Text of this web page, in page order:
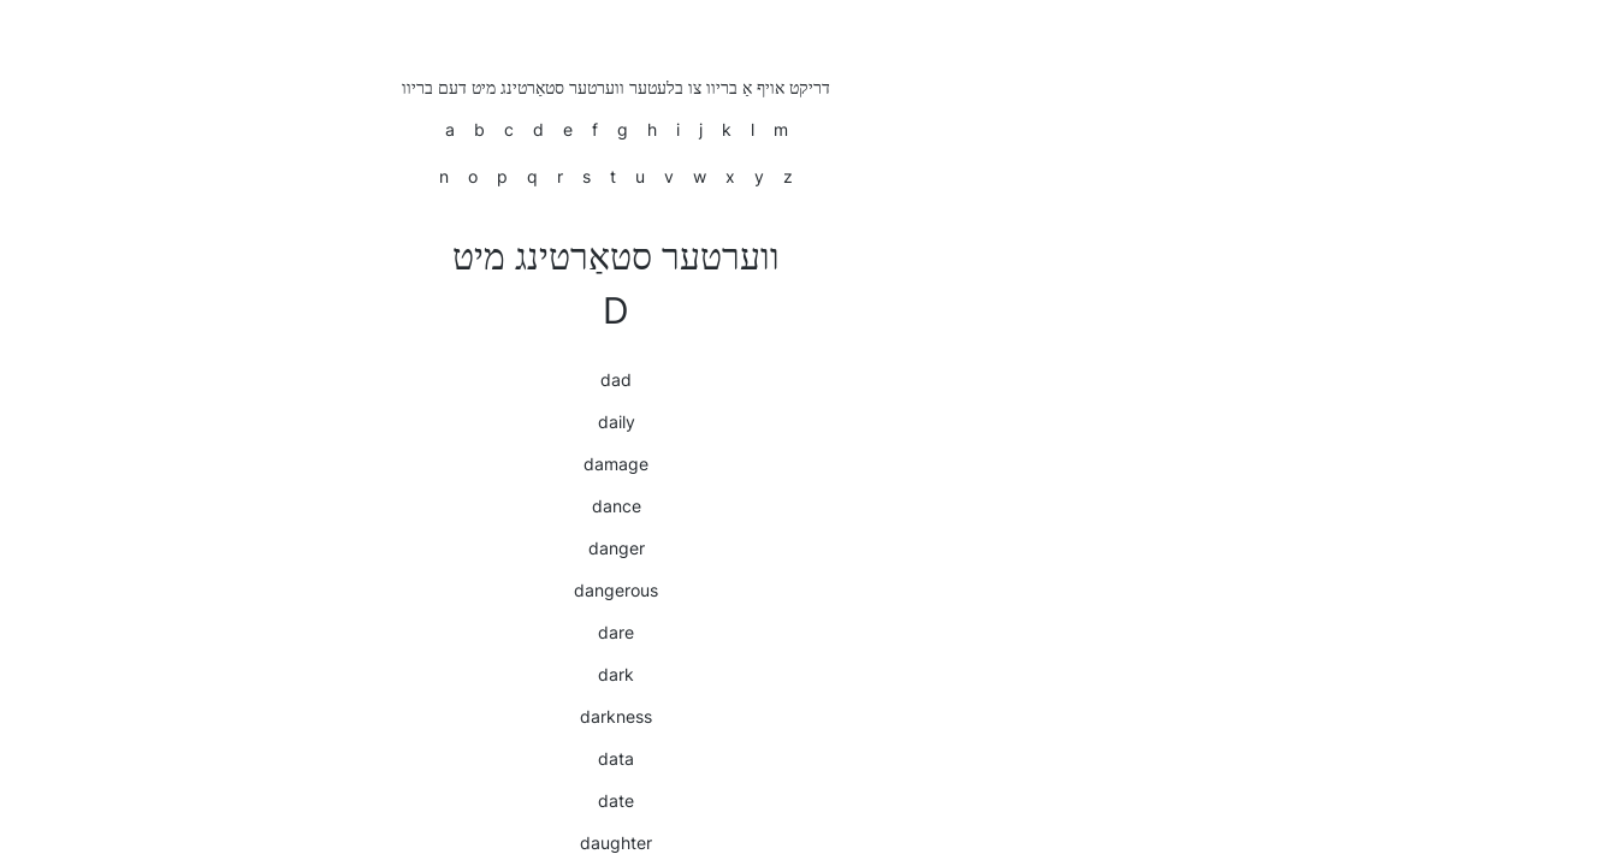
דריקט אויף אַ בריוו צו בלעטער ווערטער סטאַרטינג מיט דעם בריוו
a b c d e f g h i j k l m
n o p q r s t u v w x y z
ווערטער סטאַרטינג מיט
D
dad
daily
damage
dance
danger
dangerous
dare
dark
darkness
data
date
daughter